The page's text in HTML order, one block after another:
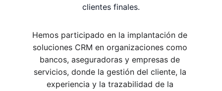
clientes finales.
Hemos participado en la implantación de
soluciones CRM en organizaciones como
bancos, aseguradoras y empresas de
servicios, donde la gestión del cliente, la
experiencia y la trazabilidad de la